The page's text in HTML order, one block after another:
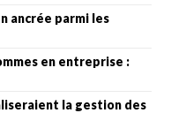
ancrée parmi les
en entreprise :
la gestion des